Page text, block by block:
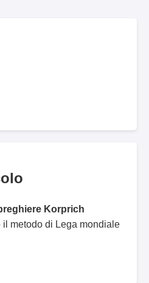
Korprich
metodo di Lega mondiale